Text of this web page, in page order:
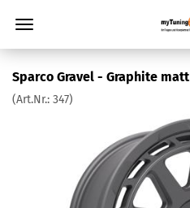
Sparco Gravel - Graphite matt
(Art.Nr.: 347)